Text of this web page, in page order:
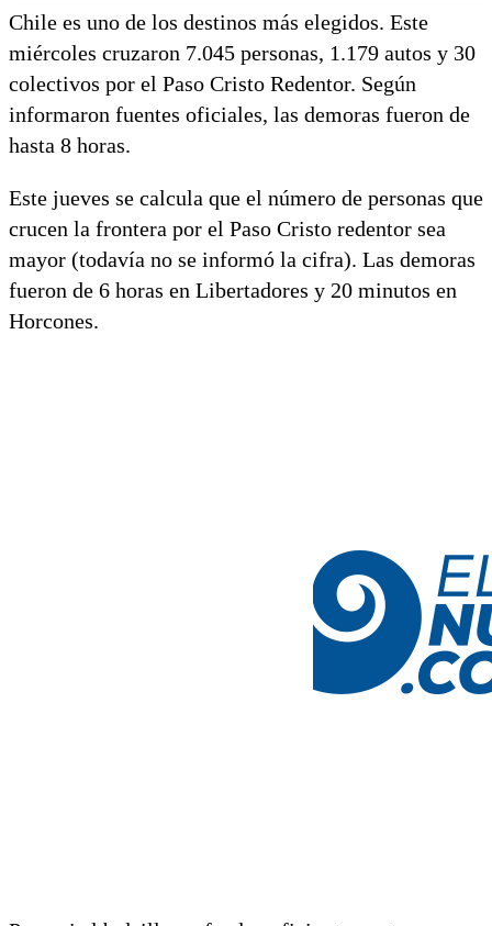
Chile es uno de los destinos más elegidos. Este
miércoles cruzaron 7.045 personas, 1.179 autos y 30
colectivos por el Paso Cristo Redentor. Según
informaron fuentes oficiales, las demoras fueron de
hasta 8 horas.
Este jueves se calcula que el número de personas que
crucen la frontera por el Paso Cristo redentor sea
mayor (todavía no se informó la cifra). Las demoras
fueron de 6 horas en Libertadores y 20 minutos en
Horcones.